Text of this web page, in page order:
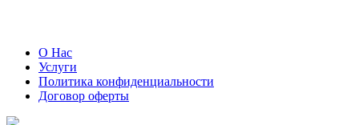
О Нас
Услуги
Политика конфиденциальности
Договор оферты